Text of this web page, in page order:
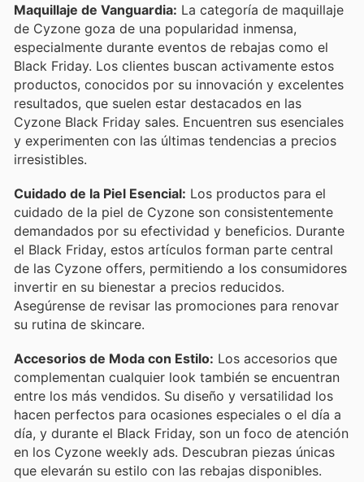
Maquillaje de Vanguardia: La categoría de maquillaje
de Cyzone goza de una popularidad inmensa,
especialmente durante eventos de rebajas como el
Black Friday. Los clientes buscan activamente estos
productos, conocidos por su innovación y excelentes
resultados, que suelen estar destacados en las
Cyzone Black Friday sales. Encuentren sus esenciales
y experimenten con las últimas tendencias a precios
irresistibles.
Cuidado de la Piel Esencial: Los productos para el
cuidado de la piel de Cyzone son consistentemente
demandados por su efectividad y beneficios. Durante
el Black Friday, estos artículos forman parte central
de las Cyzone offers, permitiendo a los consumidores
invertir en su bienestar a precios reducidos.
Asegúrense de revisar las promociones para renovar
su rutina de skincare.
Accesorios de Moda con Estilo: Los accesorios que
complementan cualquier look también se encuentran
entre los más vendidos. Su diseño y versatilidad los
hacen perfectos para ocasiones especiales o el día a
día, y durante el Black Friday, son un foco de atención
en los Cyzone weekly ads. Descubran piezas únicas
que elevarán su estilo con las rebajas disponibles.